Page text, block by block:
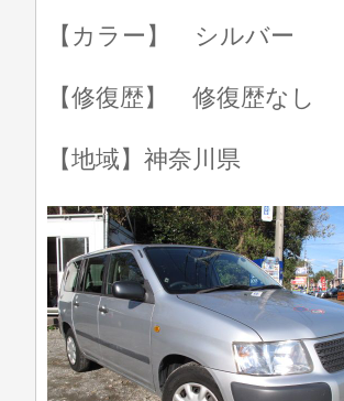
【カラー】 シルバー
【修復歴】 修復歴なし
【地域】神奈川県